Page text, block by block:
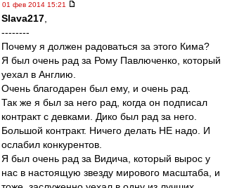
01 фев 2014 15:21
Slava217
--------
Почему я должен радоваться за этого Кима?
Я был очень рад за Рому Павлюченко, который
уехал в Англию.
Очень благодарен был ему, и очень рад.
Так же я был за него рад, когда он подписал
контракт с девками. Дико был рад за него.
Большой контракт. Ничего делать НЕ надо. И
ослабил конкурентов.
Я был очень рад за Видича, который вырос у
нас в настоящую звезду мирового масштаба, и